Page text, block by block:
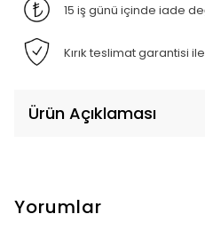
15 iş günü içinde iade
Kırık teslimat garantisi
Ürün Açıklaması
Yorumlar